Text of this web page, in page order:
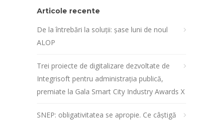
Articole recente
De la întrebări la soluții: șase luni de noul
ALOP
Trei proiecte de digitalizare dezvoltate de
Integrisoft pentru administrația publică,
premiate la Gala Smart City Industry Awards X
SNEP: obligativitatea se apropie. Ce câștigă